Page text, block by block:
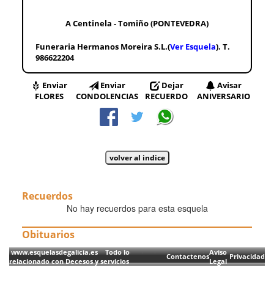
A Centinela - Tomiño (PONTEVEDRA)
Funeraria Hermanos Moreira S.L.(Ver Esquela). T.
986622204
Enviar
FLORES
Enviar
CONDOLENCIAS
Dejar
RECUERDO
Avisar
ANIVERSARIO
Recuerdos
No hay recuerdos para esta esquela
Obituarios
www.esquelasdegalicia.es Todo lo
relacionado con Decesos y servicios
ContactenosAviso
Legal
Privacidad